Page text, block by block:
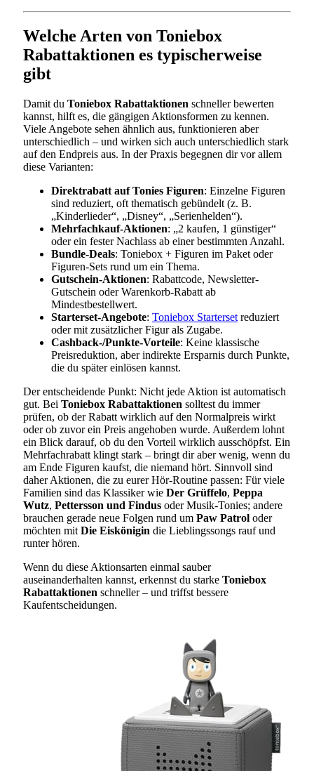
Welche Arten von Toniebox
Rabattaktionen es typischerweise
gibt
Damit du Toniebox Rabattaktionen schneller bewerten
kannst, hilft es, die gängigen Aktionsformen zu kennen.
Viele Angebote sehen ähnlich aus, funktionieren aber
unterschiedlich – und wirken sich auch unterschiedlich stark
auf den Endpreis aus. In der Praxis begegnen dir vor allem
diese Varianten:
Direktrabatt auf Tonies Figuren: Einzelne Figuren
sind reduziert, oft thematisch gebündelt (z. B.
„Kinderlieder“, „Disney“, „Serienhelden“).
Mehrfachkauf-Aktionen: „2 kaufen, 1 günstiger“
oder ein fester Nachlass ab einer bestimmten Anzahl.
Bundle-Deals: Toniebox + Figuren im Paket oder
Figuren-Sets rund um ein Thema.
Gutschein-Aktionen: Rabattcode, Newsletter-
Gutschein oder Warenkorb-Rabatt ab
Mindestbestellwert.
Starterset-Angebote: Toniebox Starterset reduziert
oder mit zusätzlicher Figur als Zugabe.
Cashback-/Punkte-Vorteile: Keine klassische
Preisreduktion, aber indirekte Ersparnis durch Punkte,
die du später einlösen kannst.
Der entscheidende Punkt: Nicht jede Aktion ist automatisch
gut. Bei Toniebox Rabattaktionen solltest du immer
prüfen, ob der Rabatt wirklich auf den Normalpreis wirkt
oder ob zuvor ein Preis angehoben wurde. Außerdem lohnt
ein Blick darauf, ob du den Vorteil wirklich ausschöpfst. Ein
Mehrfachrabatt klingt stark – bringt dir aber wenig, wenn du
am Ende Figuren kaufst, die niemand hört. Sinnvoll sind
daher Aktionen, die zu eurer Hör-Routine passen: Für viele
Familien sind das Klassiker wie Der Grüffelo, Peppa
Wutz, Pettersson und Findus oder Musik-Tonies; andere
brauchen gerade neue Folgen rund um Paw Patrol oder
möchten mit Die Eiskönigin die Lieblingssongs rauf und
runter hören.
Wenn du diese Aktionsarten einmal sauber
auseinanderhalten kannst, erkennst du starke Toniebox
Rabattaktionen schneller – und triffst bessere
Kaufentscheidungen.